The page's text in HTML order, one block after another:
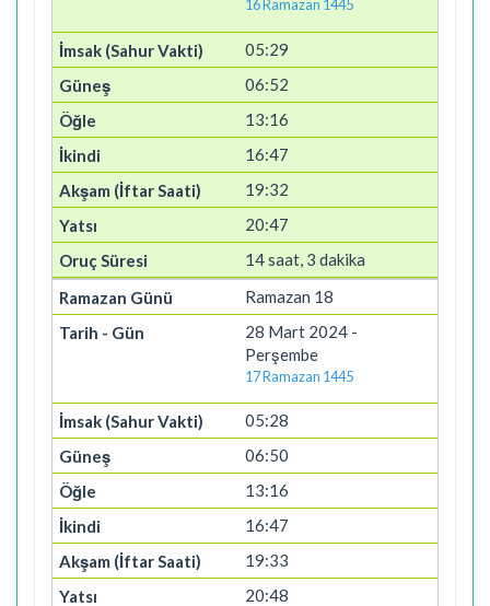
16 Ramazan 1445
05:29
06:52
13:16
16:47
19:32
20:47
14 saat, 3 dakika
Ramazan 18
28 Mart 2024 -
Perşembe
17 Ramazan 1445
05:28
06:50
13:16
16:47
19:33
20:48